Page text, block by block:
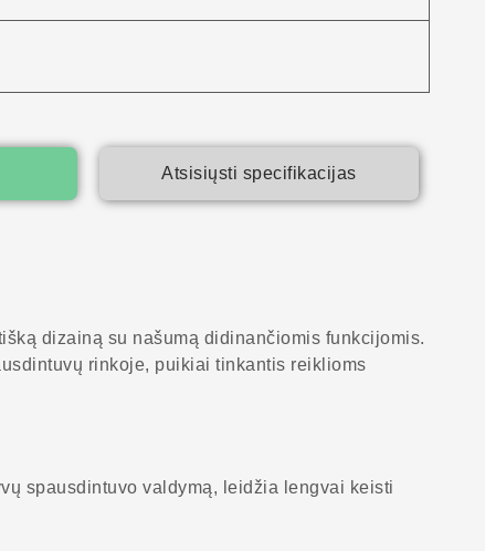
Atsisiųsti specifikacijas
dizainą su našumą didinančiomis funkcijomis.
rinkoje, puikiai tinkantis reiklioms
spausdintuvo valdymą, leidžia lengvai keisti